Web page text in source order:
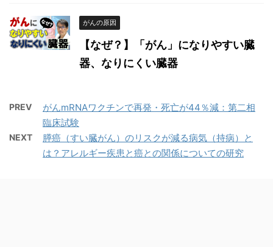
がんの原因
【なぜ？】「がん」になりやすい臓
器、なりにくい臓器
PREV
がんmRNAワクチンで再発・死亡が44％減：第二相
臨床試験
NEXT
膵癌（すい臓がん）のリスクが減る病気（持病）と
は？アレルギー疾患と癌との関係についての研究